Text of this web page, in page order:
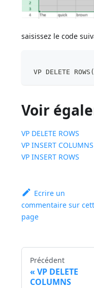
saisissez le code
VP DELETE
Voir
VP DELETE ROWS
VP INSERT COLUMNS
VP INSERT ROWS
Ecrire un
commentaire sur
page
Précédent
VP DELETE
COLUMNS